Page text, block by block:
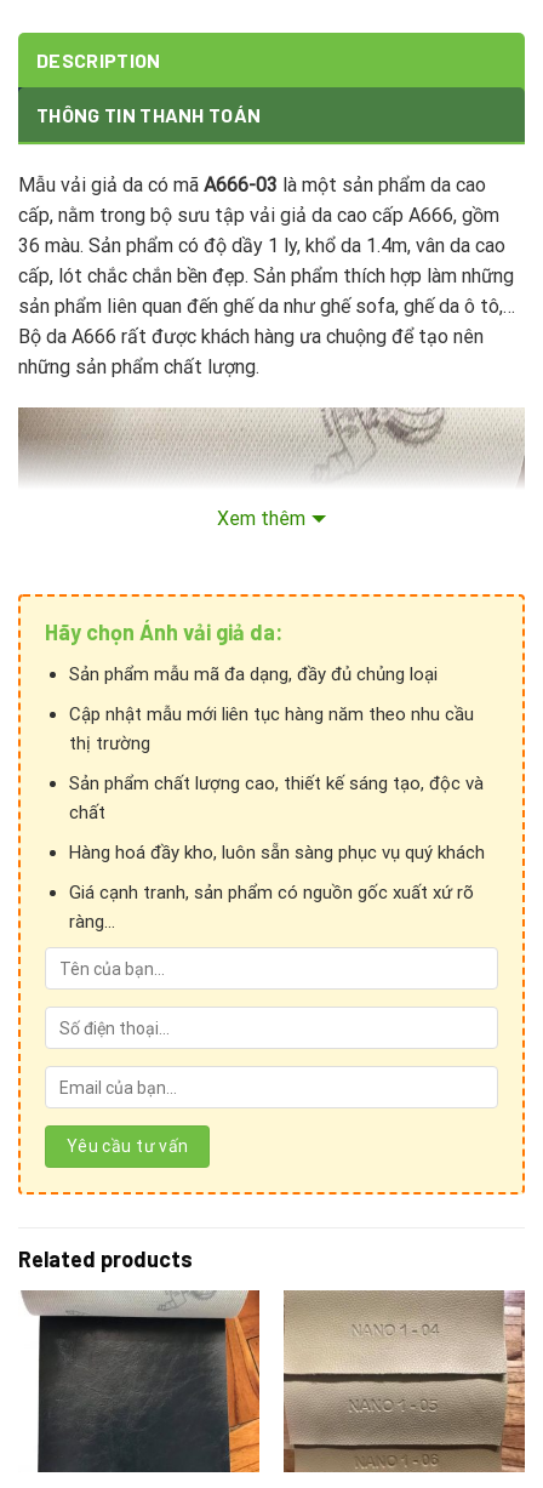
DESCRIPTION
THÔNG TIN THANH TOÁN
Mẫu vải giả da có mã A666-03 là một sản phẩm da cao
cấp, nằm trong bộ sưu tập vải giả da cao cấp A666, gồm
36 màu. Sản phẩm có độ dầy 1 ly, khổ da 1.4m, vân da cao
cấp, lót chắc chắn bền đẹp. Sản phẩm thích hợp làm những
sản phẩm liên quan đến ghế da như ghế sofa, ghế da ô tô,…
Bộ da A666 rất được khách hàng ưa chuộng để tạo nên
những sản phẩm chất lượng.
Cảm ơn Quý khách hàng đã quan tâm đến sản phẩm
của
Ánh vải giả da!
Để kết nối trực tiếp với chúng tôi, Quý khách hàng vui lòng
1. Thăm trực tiếp show room và cửa hàng:
Hệ thống Ánh vải giả da
Phone: 024 3928 6052 / 024 3928 5599
Mobile: 036 426 8888 / 0949 59 5555 / 085 753 5555
Xem thêm
Hãy chọn Ánh vải giả da:
Sản phẩm mẫu mã đa dạng, đầy đủ chủng loại
Cập nhật mẫu mới liên tục hàng năm theo nhu cầu
thị trường
Sản phẩm chất lượng cao, thiết kế sáng tạo, độc và
chất
Hàng hoá đầy kho, luôn sẵn sàng phục vụ quý khách
Giá cạnh tranh, sản phẩm có nguồn gốc xuất xứ rõ
ràng...
Related products